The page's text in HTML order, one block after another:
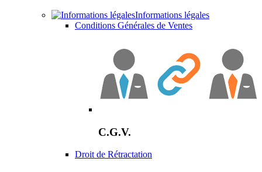
Informations légales
Conditions Générales de Ventes
C.G.V.
Droit de Rétractation